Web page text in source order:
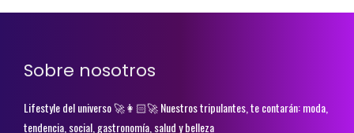
Sobre nosotros
Lifestyle del universo 🚀👩🏻‍🚀 Nuestros tripulantes, te contarán: moda,
tendencia, social, gastronomía, salud y belleza